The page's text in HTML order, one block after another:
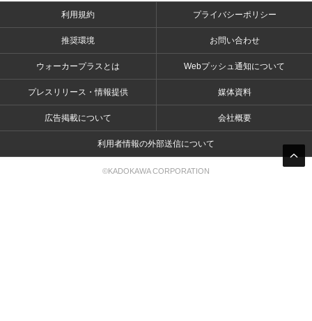
利用規約 プライバシーポリシー
推奨環境 お問い合わせ
ウォーカープラスとは Webプッシュ通知について
プレスリリース・情報提供 媒体資料
広告掲載について 会社概要
利用者情報の外部送信について
©KADOKAWA CORPORATION